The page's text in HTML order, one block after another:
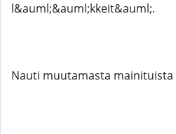
l&auml;&auml;kkeit&auml;.
Nauti muutamasta